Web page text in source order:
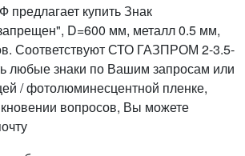
купить Знак
D=600 мм, металл 0.5 мм,
Соответствуют СТО ГАЗПРОМ 2-3.5-
любые знаки по Вашим запросам или
/ фотолюминесцентной пленке,
вопросов, Вы можете